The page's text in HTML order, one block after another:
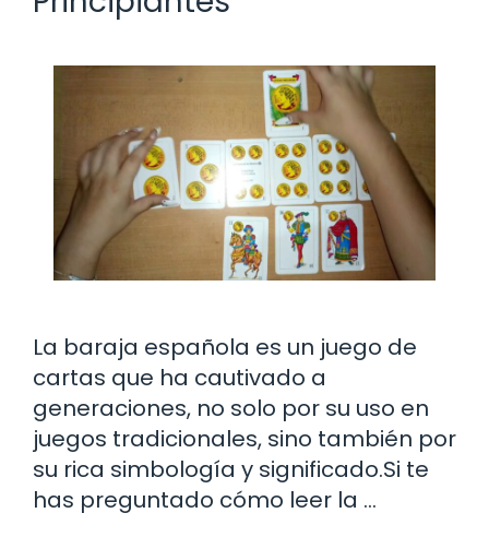
La baraja española es un juego de
cartas que ha cautivado a
generaciones, no solo por su uso en
juegos tradicionales, sino también por
su rica simbología y significado.Si te
has preguntado cómo leer la …